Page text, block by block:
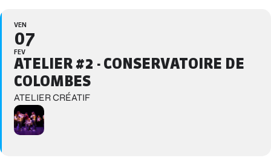
VEN
07
FEV
ATELIER #2 - CONSERVATOIRE DE
COLOMBES
ATELIER CRÉATIF